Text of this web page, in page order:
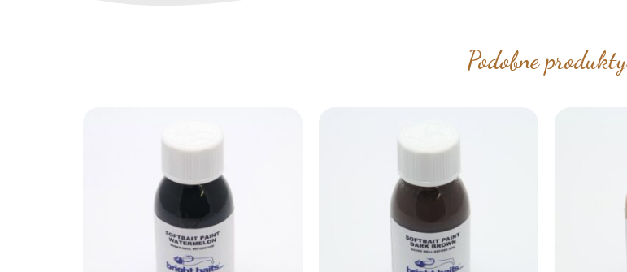
Podobne produkty